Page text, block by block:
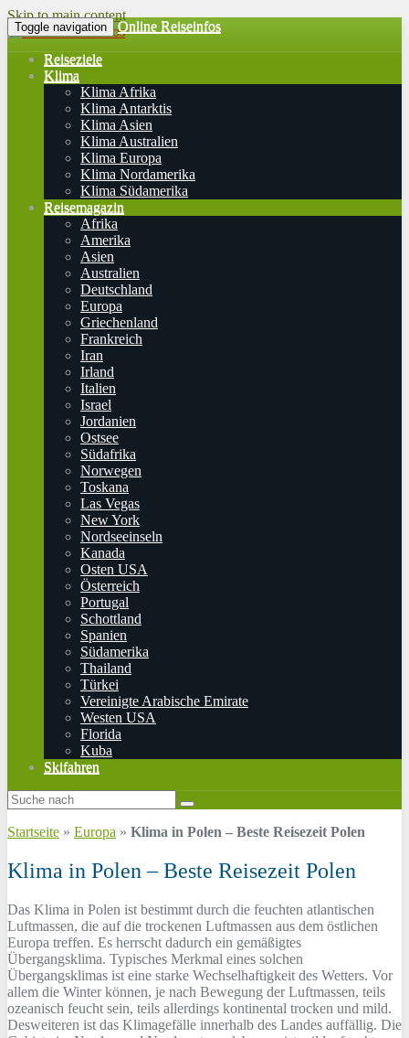
Skip to main content
Toggle navigation Online Reiseinfos
Reiseziele
Klima
Klima Afrika
Klima Antarktis
Klima Asien
Klima Australien
Klima Europa
Klima Nordamerika
Klima Südamerika
Reisemagazin
Afrika
Amerika
Asien
Australien
Deutschland
Europa
Griechenland
Frankreich
Iran
Irland
Italien
Israel
Jordanien
Ostsee
Südafrika
Norwegen
Toskana
Las Vegas
New York
Nordseeinseln
Kanada
Osten USA
Österreich
Portugal
Schottland
Spanien
Südamerika
Thailand
Türkei
Vereinigte Arabische Emirate
Westen USA
Florida
Kuba
Skifahren
Startseite » Europa » Klima in Polen – Beste Reisezeit Polen
Klima in Polen – Beste Reisezeit Polen
Das Klima in Polen ist bestimmt durch die feuchten atlantischen
Luftmassen, die auf die trockenen Luftmassen aus dem östlichen
Europa treffen. Es herrscht dadurch ein gemäßigtes
Übergangsklima. Typisches Merkmal eines solchen
Übergangsklimas ist eine starke Wechselhaftigkeit des Wetters. Vor
allem die Winter können, je nach Bewegung der Luftmassen, teils
ozeanisch feucht sein, teils allerdings kontinental trocken und mild.
Desweiteren ist das Klimagefälle innerhalb des Landes auffällig. Die